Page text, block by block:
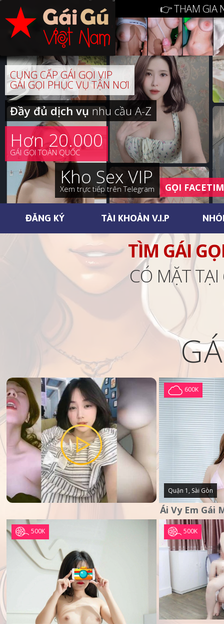
👉 THAM GIA
CUNG CẤP GÁI GỌI VIP
GÁI GỌI PHỤC VỤ TẬN NƠI
Đầy đủ dịch vụnhu cầu A-Z
Hơn 20.000
GÁI GỌI TOÀN QUỐC
Kho Sex VIP
Xem trực tiếp trên Telegram GỌI
ĐĂNG KÝ TÀI KHOẢN V.I.P
TÌM GÁI
CÓ MẶT
600K
Quận 1, Sài Gòn
500K 500K